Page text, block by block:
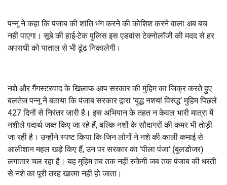
पन्नू ने कहा कि पंजाब की शांति भंग करने की कोशिश करने वाला अब बच
नहीं पाएगा। सूबे की हाई-टेक पुलिस इस एडवांस टेक्नोलॉजी की मदद से हर
अपराधी को पाताल से भी ढूंढ निकालेगी।
नशे और गैंगस्टरवाद के खिलाफ आप सरकार की मुहिम का जिक्र करते हुए
बलतेज पन्नू ने बताया कि पंजाब सरकार द्वारा ‘युद्ध नशयां विरुद्ध’ मुहिम पिछले
427 दिनों से निरंतर जारी है। इस अभियान के तहत न केवल भारी मात्रा में
नशीले पदार्थ जब्त किए जा रहे हैं, बल्कि नशों के सौदागरों की कमर भी तोड़ी
जा रही है। उन्होंने स्पष्ट किया कि जिन लोगों ने नशे की काली कमाई से
आलीशान महल खड़े किए हैं, उन पर सरकार का ‘पीला पंजा’ (बुलडोजर)
लगातार चल रहा है। यह मुहिम तब तक नहीं रुकेगी जब तक पंजाब की धरती
से नशे का पूरी तरह खात्मा नहीं हो जाता।